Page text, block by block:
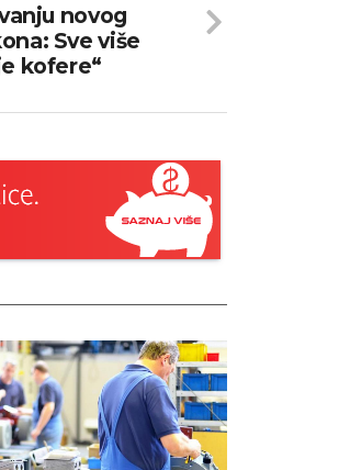
novog
Sve više
kofere“